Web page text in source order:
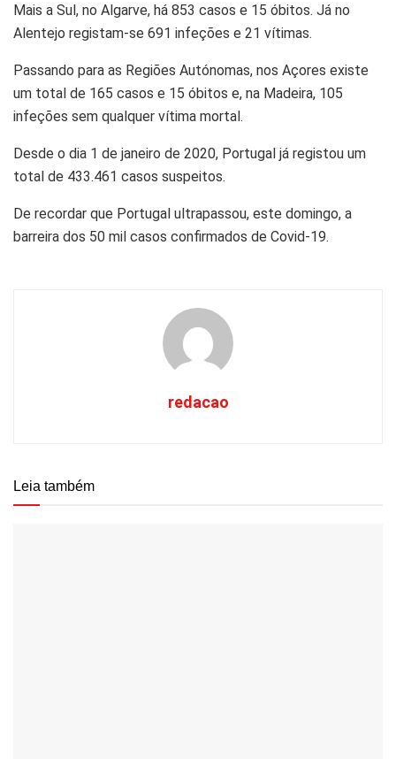
Mais a Sul, no Algarve, há 853 casos e 15 óbitos. Já no
Alentejo registam-se 691 infeções e 21 vítimas.
Passando para as Regiões Autónomas, nos Açores existe
um total de 165 casos e 15 óbitos e, na Madeira, 105
infeções sem qualquer vítima mortal.
Desde o dia 1 de janeiro de 2020, Portugal já registou um
total de 433.461 casos suspeitos.
De recordar que Portugal ultrapassou, este domingo, a
barreira dos 50 mil casos confirmados de Covid-19.
redacao
Leia também